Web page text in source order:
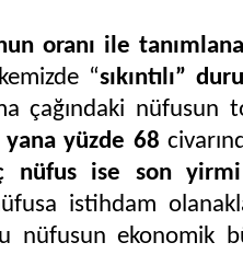
oranı ile
“sıkıntılı”
çağındaki
yana yüzde 68
nüfus ise son
istihdam
nüfusun ekonomik